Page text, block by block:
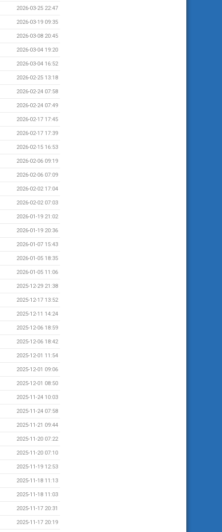
2026-03-25 22:47
2026-03-19 09:35
2026-03-08 20:45
2026-03-04 19:20
2026-03-04 16:52
2026-02-25 13:18
2026-02-24 07:58
2026-02-24 07:49
2026-02-17 17:45
2026-02-17 17:39
2026-02-15 16:53
2026-02-06 09:19
2026-02-06 07:09
2026-02-02 17:04
2026-02-02 07:03
2026-01-19 21:02
2026-01-19 20:36
2026-01-07 15:43
2026-01-05 18:35
2026-01-05 11:06
2025-12-29 21:38
2025-12-17 13:52
2025-12-11 14:24
2025-12-06 18:59
2025-12-06 18:42
2025-12-01 11:54
2025-12-01 09:06
2025-12-01 08:50
2025-11-24 10:03
2025-11-24 07:58
2025-11-21 09:44
2025-11-20 07:22
2025-11-20 07:10
2025-11-19 12:53
2025-11-18 11:13
2025-11-18 11:03
2025-11-17 20:31
2025-11-17 20:19